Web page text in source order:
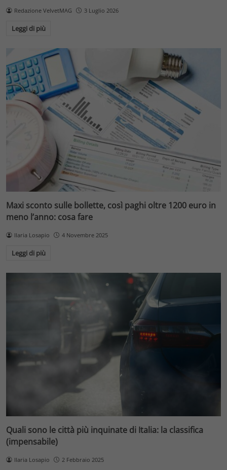
Redazione VelvetMAG 3 Luglio 2026
Leggi di più
Maxi sconto sulle bollette, così paghi oltre 1200 euro in
meno l’anno: cosa fare
Ilaria Losapio 4 Novembre 2025
Leggi di più
Quali sono le città più inquinate di Italia: la classifica
(impensabile)
Ilaria Losapio 2 Febbraio 2025